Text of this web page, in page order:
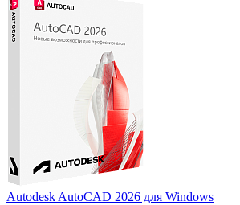
Autodesk AutoCAD 2026 для Windows